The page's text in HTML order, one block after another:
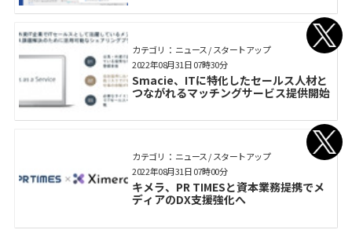
カテゴリ： ニュース / スタートアップ
Smacie、ITに特化したセールス人材と
つながれるマッチングサービス提供開始
2022年08月31日 07時30分
カテゴリ： ニュース / スタートアップ
キメラ、PR TIMESと資本業務提携でメ
ディアのDX支援強化へ
2022年08月31日 07時00分